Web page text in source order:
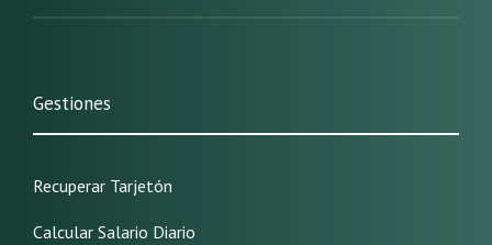
Gestiones
Recuperar Tarjetón
Calcular Salario Diario